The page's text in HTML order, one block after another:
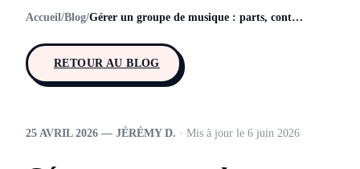
Accueil/Blog/ Gérer un groupe de musique : parts, contrats et conflits
RETOUR AU BLOG
25 AVRIL 2026 — JÉRÉMY D. · Mis à jour le 6 juin 2026